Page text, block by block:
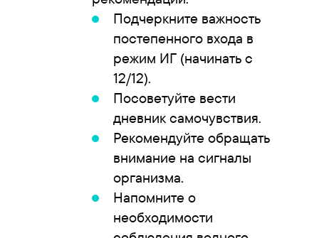
Подчеркните важность
постепенного входа в
режим ИГ (начинать с
12/12).
Посоветуйте вести
дневник самочувствия.
Рекомендуйте обращать
внимание на сигналы
организма.
Напомните о
необходимости